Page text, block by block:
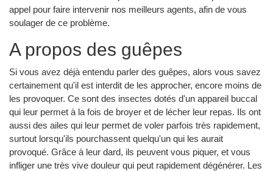
appel pour faire intervenir nos meilleurs agents, afin de vous
soulager de ce problème.
A propos des guêpes
Si vous avez déjà entendu parler des guêpes, alors vous savez
certainement qu'il est interdit de les approcher, encore moins de
les provoquer. Ce sont des insectes dotés d'un appareil buccal
qui leur permet à la fois de broyer et de lécher leur repas. Ils ont
aussi des ailes qui leur permet de voler parfois très rapidement,
surtout lorsqu'ils pourchassent quelqu'un qui les aurait
provoqué. Grâce à leur dard, ils peuvent vous piquer, et vous
infliger une très vive douleur qui peut rapidement dégénérer. Les